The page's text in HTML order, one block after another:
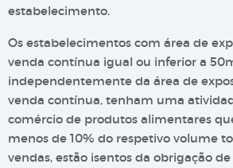
estabelecimento.
Os estabelecimentos com área de
venda contínua igual ou inferior a
independentemente da área de
venda contínua, tenham uma
comércio de produtos alimentares
menos de 10% do respetivo volume
vendas, estão isentos da obrigação